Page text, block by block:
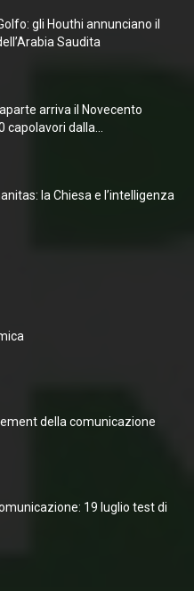
gli Houthi annunciano il
Saudita
arriva il Novecento
dalla...
la Chiesa e l’intelligenza
della comunicazione
19 luglio test di